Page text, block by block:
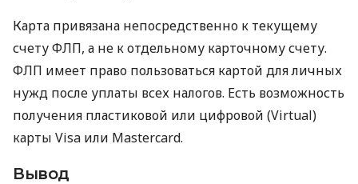
Карта привязана непосредственно к текущему
счету ФЛП, а не к отдельному карточному счету.
ФЛП имеет право пользоваться картой для личных
нужд после уплаты всех налогов. Есть возможность
получения пластиковой или цифровой (Virtual)
карты Visa или Mastercard.
Вывод